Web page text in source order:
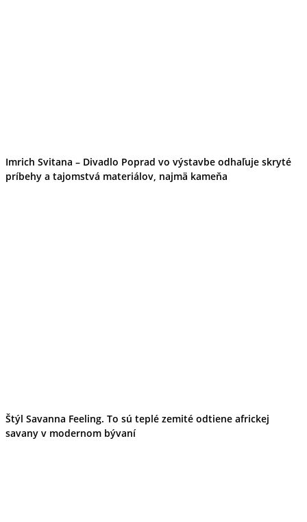
Imrich Svitana – Divadlo Poprad vo výstavbe odhaľuje skryté
príbehy a tajomstvá materiálov, najmä kameňa
Štýl Savanna Feeling. To sú teplé zemité odtiene africkej
savany v modernom bývaní